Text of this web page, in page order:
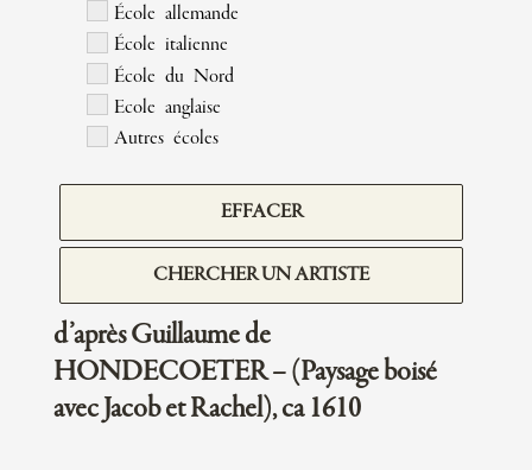
École allemande
École italienne
École du Nord
Ecole anglaise
Autres écoles
EFFACER
CHERCHER UN ARTISTE
d’après Guillaume de
HONDECOETER – (Paysage boisé
avec Jacob et Rachel), ca 1610